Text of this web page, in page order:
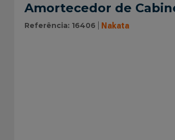
Amortecedor de
Referência: 16406 Nakata